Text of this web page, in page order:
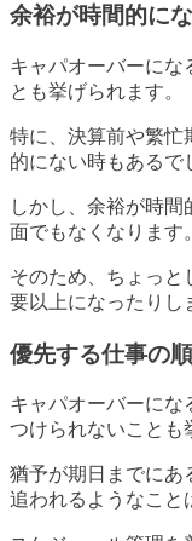
余裕が時間的に
キャパオーバーにな
とも挙げられます。
特に、決算前や繁忙
的にない時もあるで
しかし、余裕が時
面でもなくなります。
そのため、ちょっと
要以上になったりし
優先する仕事の
キャパオーバーにな
つけられないことも
猶予が期日までにあ
追われるようなこと